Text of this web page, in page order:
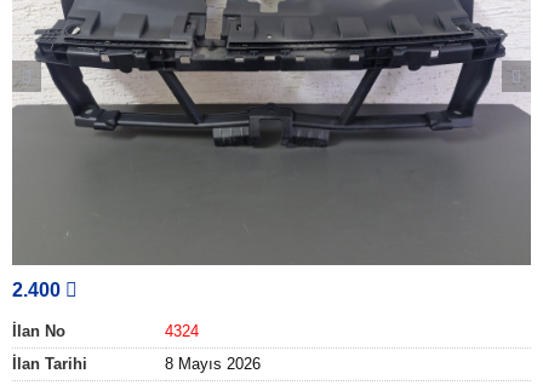
2.400
İlan No
4324
İlan Tarihi
8 Mayıs 2026